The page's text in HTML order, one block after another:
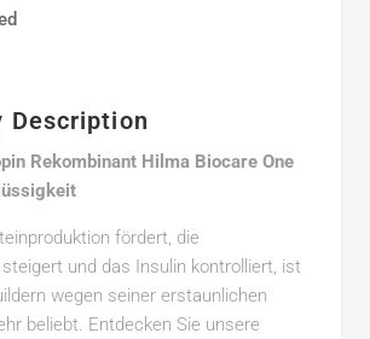
Description
Rekombinant Hilma Biocare One
fördert, die
und das Insulin kontrolliert, ist
wegen seiner erstaunlichen
beliebt. Entdecken Sie unsere